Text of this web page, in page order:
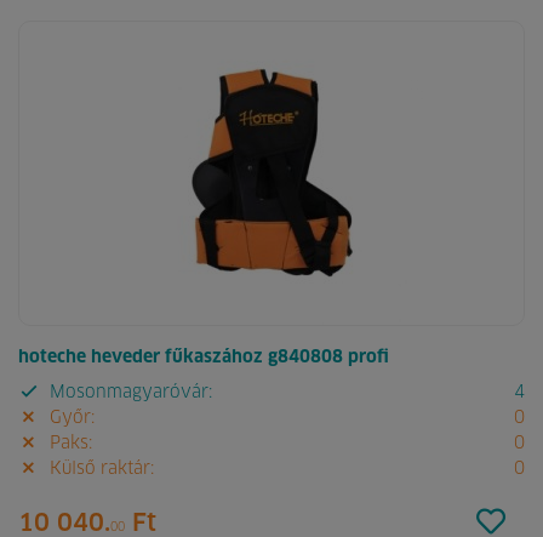
hoteche heveder fűkaszához g840808 profi
Mosonmagyaróvár:
4
Győr:
0
Paks:
0
Külső raktár:
0
10 040.00 Ft